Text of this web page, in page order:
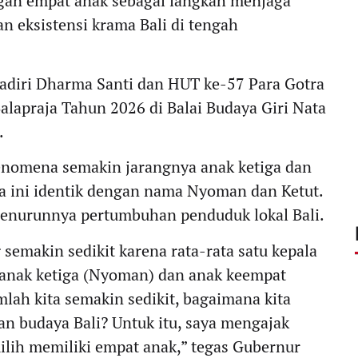
eksistensi krama Bali di tengah
Dharma Santi dan HUT ke-57 Para Gotra
Tahun 2026 di Balai Budaya Giri Nata
semakin jarangnya anak ketiga dan
ini identik dengan nama Nyoman dan Ketut.
pertumbuhan penduduk lokal Bali.
sedikit karena rata-rata satu kepala
ketiga (Nyoman) dan anak keempat
kita semakin sedikit, bagaimana kita
budaya Bali? Untuk itu, saya mengajak
memiliki empat anak,” tegas Gubernur